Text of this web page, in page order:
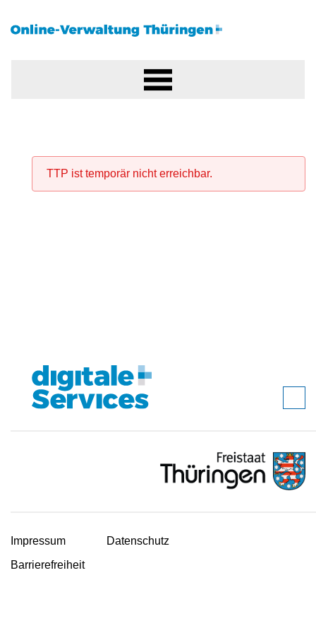
TTP ist temporär nicht erreichbar.
Impressum
Datenschutz
Barrierefreiheit